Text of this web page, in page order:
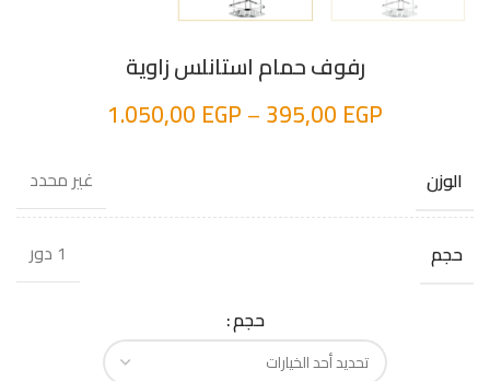
رفوف حمام استانلس زاوية
395,00 EGP
–
1.050,00 EGP
الوزن غير محدد
حجم 1 دور
حجم